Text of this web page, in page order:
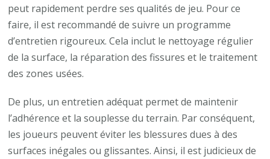
peut rapidement perdre ses qualités de jeu. Pour ce
faire, il est recommandé de suivre un programme
d’entretien rigoureux. Cela inclut le nettoyage régulier
de la surface, la réparation des fissures et le traitement
des zones usées.
De plus, un entretien adéquat permet de maintenir
l’adhérence et la souplesse du terrain. Par conséquent,
les joueurs peuvent éviter les blessures dues à des
surfaces inégales ou glissantes. Ainsi, il est judicieux de